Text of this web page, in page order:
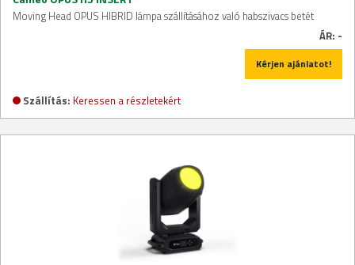
Moving Head OPUS HIBRID lámpa szállításához való habszivacs betét
ÁR: -
Kérjen ajánlatot!
Szállítás: Keressen a részletekért